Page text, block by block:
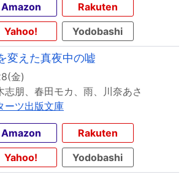
Amazon
Rakuten
Yahoo!
Yodobashi
変えた真夜中の嘘
金)
志朋、春田モカ、雨、川奈あさ
ーツ出版文庫
Amazon
Rakuten
Yahoo!
Yodobashi